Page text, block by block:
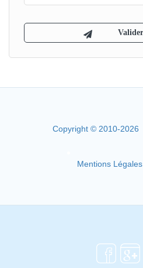
Copyright © 2010-2026
Mentions Légales